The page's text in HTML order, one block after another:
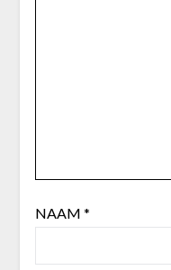
NAAM *